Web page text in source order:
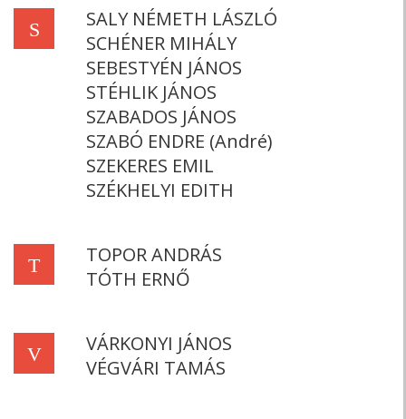
S
SALY NÉMETH LÁSZLÓ
SCHÉNER MIHÁLY
SEBESTYÉN JÁNOS
STÉHLIK JÁNOS
SZABADOS JÁNOS
SZABÓ ENDRE (André)
SZEKERES EMIL
SZÉKHELYI EDITH
T
TOPOR ANDRÁS
TÓTH ERNŐ
V
VÁRKONYI JÁNOS
VÉGVÁRI TAMÁS